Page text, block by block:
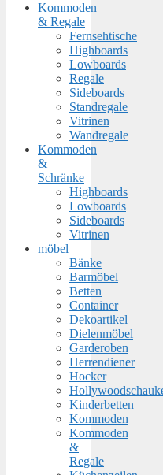
Kommoden
& Regale
Fernsehtische
Highboards
Lowboards
Regale
Sideboards
Standregale
Vitrinen
Wandregale
Kommoden
&
Schränke
Highboards
Lowboards
Sideboards
Vitrinen
möbel
Bänke
Barmöbel
Betten
Container
Dekoartikel
Dielenmöbel
Garderoben
Herrendiener
Hocker
Kinderbetten
Kommoden
Kommoden
&
Regale